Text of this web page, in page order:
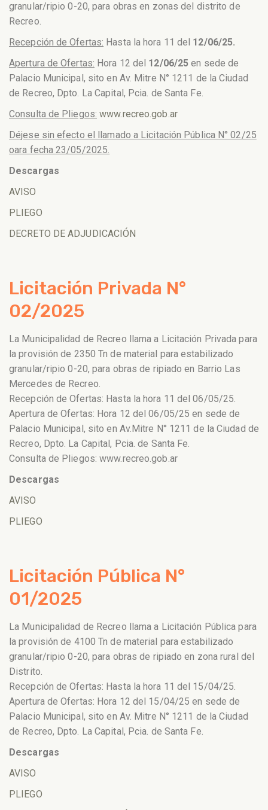
granular/ripio 0-20, para obras en zonas del distrito de
Recreo.
Recepción de Ofertas: Hasta la hora 11 del 12/06/25.
Apertura de Ofertas: Hora 12 del 12/06/25 en sede de
Palacio Municipal, sito en Av. Mitre N° 1211 de la Ciudad
de Recreo, Dpto. La Capital, Pcia. de Santa Fe.
Consulta de Pliegos: www.recreo.gob.ar
Déjese sin efecto el llamado a Licitación Pública N° 02/25
oara fecha 23/05/2025.
Descargas
AVISO
PLIEGO
DECRETO DE ADJUDICACIÓN
Licitación Privada N°
02/2025
La Municipalidad de Recreo llama a Licitación Privada para
la provisión de 2350 Tn de material para estabilizado
granular/ripio 0-20, para obras de ripiado en Barrio Las
Mercedes de Recreo.
Recepción de Ofertas: Hasta la hora 11 del 06/05/25.
Apertura de Ofertas: Hora 12 del 06/05/25 en sede de
Palacio Municipal, sito en Av.Mitre N° 1211 de la Ciudad de
Recreo, Dpto. La Capital, Pcia. de Santa Fe.
Consulta de Pliegos: www.recreo.gob.ar
Descargas
AVISO
PLIEGO
Licitación Pública N°
01/2025
La Municipalidad de Recreo llama a Licitación Pública para
la provisión de 4100 Tn de material para estabilizado
granular/ripio 0-20, para obras de ripiado en zona rural del
Distrito.
Recepción de Ofertas: Hasta la hora 11 del 15/04/25.
Apertura de Ofertas: Hora 12 del 15/04/25 en sede de
Palacio Municipal, sito en Av. Mitre N° 1211 de la Ciudad
de Recreo, Dpto. La Capital, Pcia. de Santa Fe.
Descargas
AVISO
PLIEGO